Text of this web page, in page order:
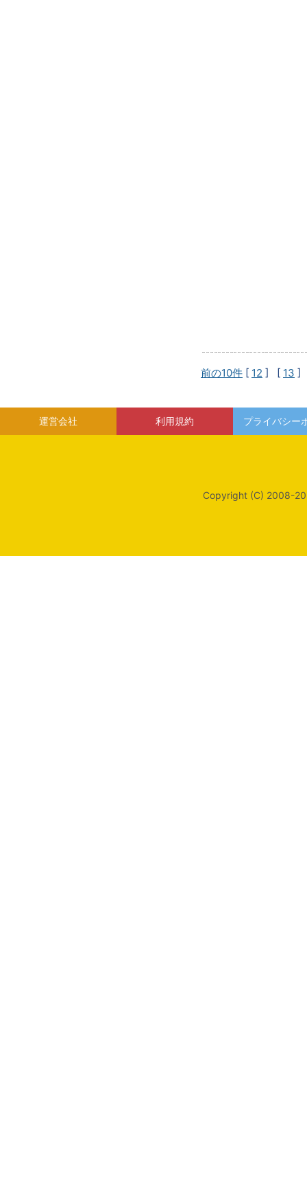
前の10件 [ 12 ] [ 13 ]
運営会社 利用規約 プライバシー
Copyright (C) 2008-